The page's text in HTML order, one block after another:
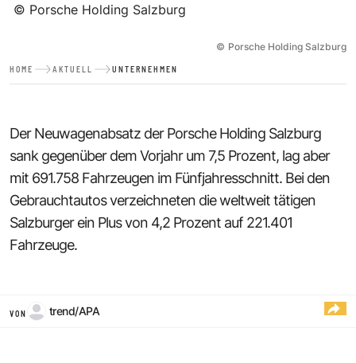
© Porsche Holding Salzburg
© Porsche Holding Salzburg
HOME AKTUELL UNTERNEHMEN
Der Neuwagenabsatz der Porsche Holding Salzburg
sank gegenüber dem Vorjahr um 7,5 Prozent, lag aber
mit 691.758 Fahrzeugen im Fünfjahresschnitt. Bei den
Gebrauchtautos verzeichneten die weltweit tätigen
Salzburger ein Plus von 4,2 Prozent auf 221.401
Fahrzeuge.
VON trend/APA